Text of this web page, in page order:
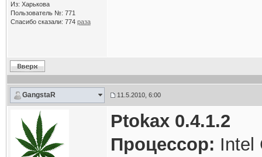
Из: Харькова
Пользователь №: 771
Спасибо сказали: 774 раза
GangstaR 11.5.2010, 6:00
Ptokax 0.4.1.2
Процессор: Intel